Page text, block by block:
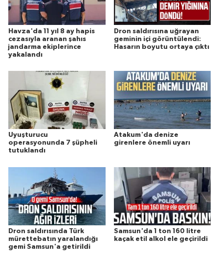
Havza'da 11 yıl 8 ay hapis
cezasıyla aranan şahıs
jandarma ekiplerince
yakalandı
Dron saldırısına uğrayan
geminin içi görüntülendi:
Hasarın boyutu ortaya çıktı
Uyuşturucu
operasyonunda 7 şüpheli
tutuklandı
Atakum'da denize
girenlere önemli uyarı
Dron saldırısında Türk
mürettebatın yaralandığı
gemi Samsun'a getirildi
Samsun'da 1 ton 160 litre
kaçak etil alkol ele geçirildi